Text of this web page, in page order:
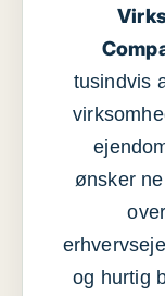
tusindvis
ønsker
og hurtig